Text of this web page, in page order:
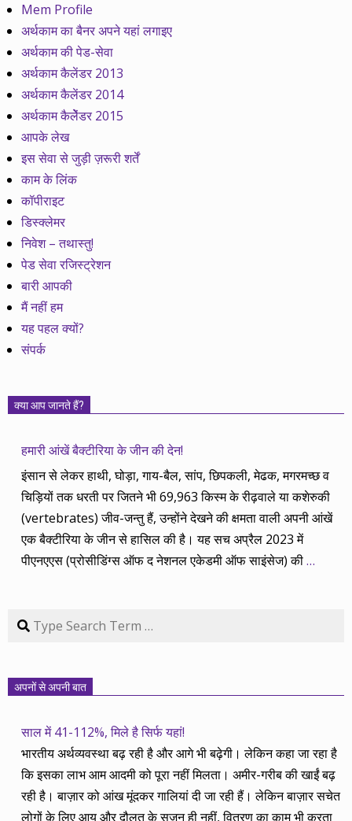
Mem Profile
अर्थकाम का बैनर अपने यहां लगाइए
अर्थकाम की पेड-सेवा
अर्थकाम कैलेंडर 2013
अर्थकाम कैलेंडर 2014
अर्थकाम कैलेेंडर 2015
आपके लेख
इस सेवा से जुड़ी ज़रूरी शर्तें
काम के लिंक
कॉपीराइट
डिस्क्लेमर
निवेश – तथास्तु!
पेड सेवा रजिस्ट्रेशन
बारी आपकी
मैं नहीं हम
यह पहल क्यों?
संपर्क
क्या आप जानते हैं?
हमारी आंखें बैक्टीरिया के जीन की देन!
इंसान से लेकर हाथी, घोड़ा, गाय-बैल, सांप, छिपकली, मेढक, मगरमच्छ व
चिड़ियों तक धरती पर जितने भी 69,963 किस्म के रीढ़वाले या कशेरुकी
(vertebrates) जीव-जन्तु हैं, उन्होंने देखने की क्षमता वाली अपनी आंखें
एक बैक्टीरिया के जीन से हासिल की है। यह सच अप्रैल 2023 में
पीएनएएस (प्रोसीडिंग्स ऑफ द नेशनल एकेडमी ऑफ साइंसेज) की…
Search
अपनों से अपनी बात
साल में 41-112%, मिले है सिर्फ यहां!
भारतीय अर्थव्यवस्था बढ़ रही है और आगे भी बढ़ेगी। लेकिन कहा जा रहा है
कि इसका लाभ आम आदमी को पूरा नहीं मिलता। अमीर-गरीब की खाईं बढ़
रही है। बाज़ार को आंख मूंदकर गालियां दी जा रही हैं। लेकिन बाज़ार सचेत
लोगों के लिए आय और दौलत के सृजन ही नहीं, वितरण का काम भी करता